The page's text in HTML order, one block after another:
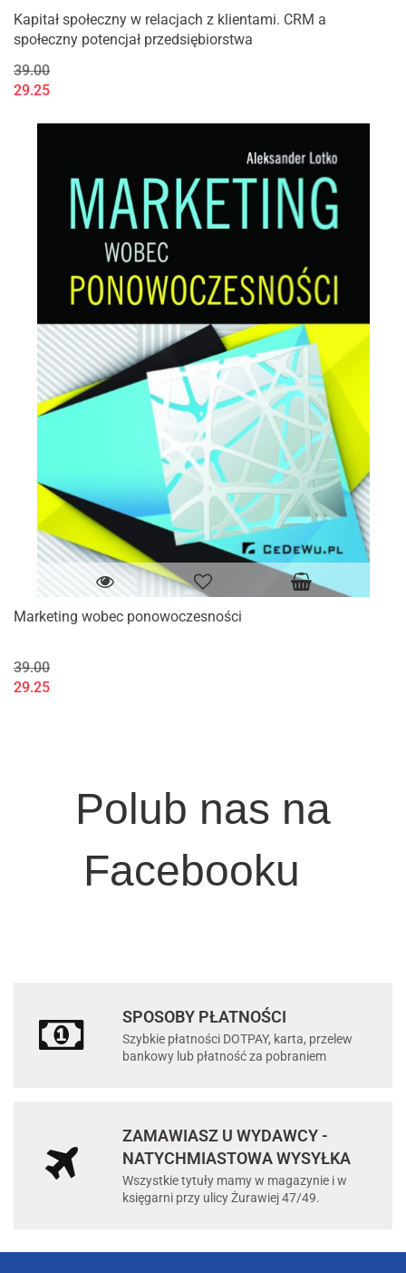
Kapitał społeczny w relacjach z klientami. CRM a
społeczny potencjał przedsiębiorstwa
39.00
29.25
Marketing wobec ponowoczesności
39.00
29.25
Polub nas na
Facebooku
SPOSOBY PŁATNOŚCI
Szybkie płatności DOTPAY, karta, przelew
bankowy lub płatność za pobraniem
ZAMAWIASZ U WYDAWCY -
NATYCHMIASTOWA WYSYŁKA
Wszystkie tytuły mamy w magazynie i w
księgarni przy ulicy Żurawiej 47/49.